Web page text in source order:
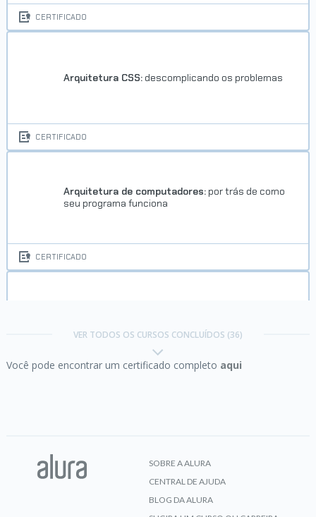
CERTIFICADO
Arquitetura CSS: descomplicando os problemas
CERTIFICADO
Arquitetura de computadores: por trás de como
seu programa funciona
CERTIFICADO
VER TODOS OS CURSOS CONCLUÍDOS (36)
Você pode encontrar um certificado completo aqui
SOBRE A ALURA
CENTRAL DE AJUDA
BLOG DA ALURA